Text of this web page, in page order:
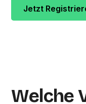
Jetzt
Welche